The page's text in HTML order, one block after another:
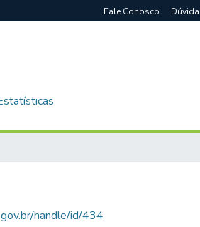
Fale Conosco
handle/id/434